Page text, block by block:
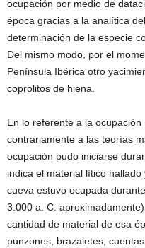
ocupación por medio de
época gracias a la analítica
determinación de la especie
Del mismo modo, por el
Península Ibérica otro
coprolitos de hiena.
En lo referente a la
contrariamente a las teorías
ocupación pudo iniciarse
indica el material lítico
cueva estuvo ocupada
3.000 a. C.
cantidad de material de esa
punzones, brazaletes,